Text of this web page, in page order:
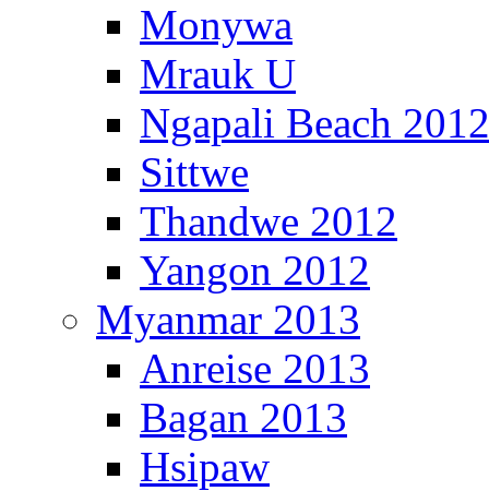
Monywa
Mrauk U
Ngapali Beach 2012
Sittwe
Thandwe 2012
Yangon 2012
Myanmar 2013
Anreise 2013
Bagan 2013
Hsipaw